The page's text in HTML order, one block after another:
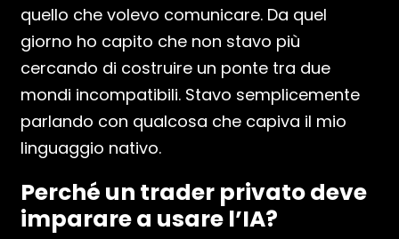
quello che volevo comunicare. Da quel
giorno ho capito che non stavo più
cercando di costruire un ponte tra due
mondi incompatibili. Stavo semplicemente
parlando con qualcosa che capiva il mio
linguaggio nativo.
Perché un trader privato deve
imparare a usare l’IA?